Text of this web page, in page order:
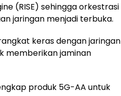
(RISE) sehingga orkestrasi
jaringan menjadi terbuka.
keras dengan jaringan
memberikan jaminan
produk 5G-AA untuk